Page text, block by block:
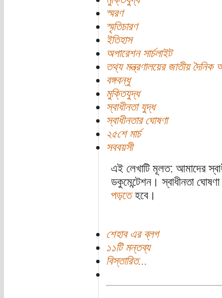
স্মরণ
স্মৃতিচারণ
ইতিহাস
অপারেশন সার্চলাইট
তথ্য মন্ত্রণালয়ের জাতীয় দৈনিক
বঙ্গবন্ধু
মুক্তিযুদ্ধ
স্বাধীনতা যুদ্ধ
স্বাধীনতার ঘোষণা
২৫শে মার্চ
সববয়সী
এই লেখাটি মূলত: আমাদের
ডকুমেন্টেশন। স্বাধীনতা
পড়তেহবে।
শেহাব এর ব্লগ
১১টি মন্তব্য
বিস্তারিত...